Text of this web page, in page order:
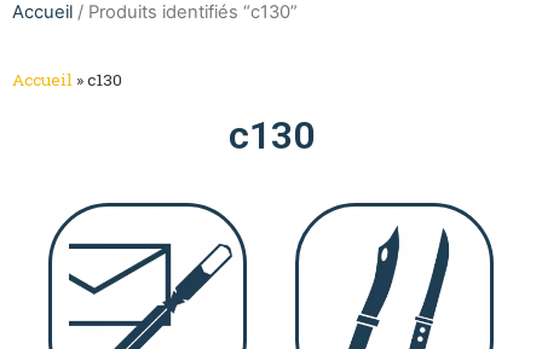
Accueil / Produits identifiés “c130”
Accueil »c130
c130